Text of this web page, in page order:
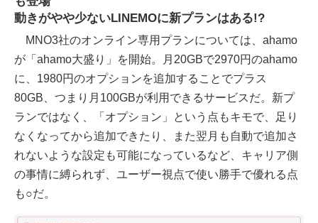
動きがやや少ないLINEMOに新プランはある!?
MNO3社のオンライン専用プランについては、ahamo
が「ahamo大盛り」を開始。月20GBで2970円のahamo
に、1980円のオプションを追加することでプラス
80GB、つまり月100GBが利用できるサービスだ。新プ
ランではなく、「オプション」という点もキモで、足り
なくなってから追加できたり、また翌月も自動で追加さ
れないような設定も可能になっているなど、キャリア側
の事情に縛られず、ユーザー視点で使い勝手で優れる点
も○だ。